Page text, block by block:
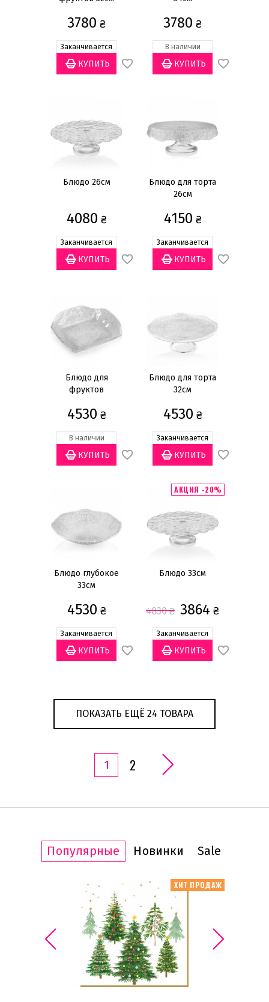
3780 ₴
Заканчивается
3780 ₴
В наличии
Блюдо 26см
4080 ₴
Заканчивается
Блюдо для торта
26см
4150 ₴
Заканчивается
Блюдо для
фруктов
4530 ₴
В наличии
Блюдо для торта
32см
4530 ₴
Заканчивается
Блюдо глубокое
33см
4530 ₴
Заканчивается
АКЦИЯ -20%
Блюдо 33см
4830₴ 3864 ₴
Заканчивается
ПОКАЗАТЬ ЕЩЁ 24 ТОВАРА
1 2
Популярные Новинки Sale
ХИТ ПРОДАЖ